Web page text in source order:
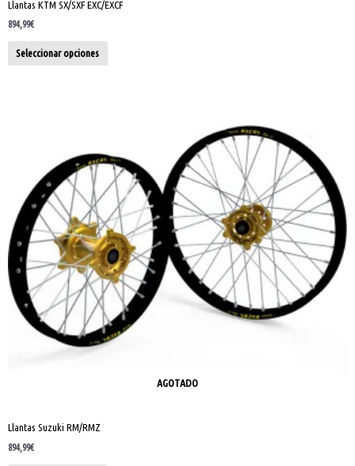
Llantas KTM SX/SXF EXC/EXCF
894,99€
Seleccionar opciones
AGOTADO
Llantas Suzuki RM/RMZ
894,99€
Las
opciones
pueden
elegir
en
la
página
producto